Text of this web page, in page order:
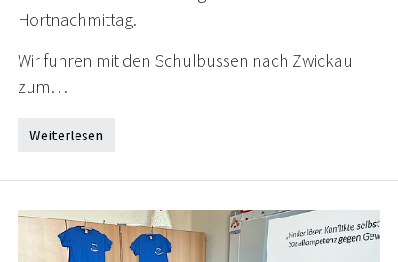
Hortnachmittag.
Wir fuhren mit den Schulbussen nach Zwickau
zum…
Weiterlesen